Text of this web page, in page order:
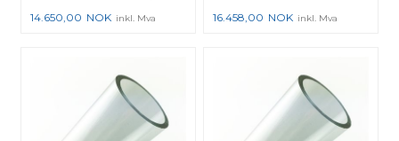
14.650,00 NOK inkl. Mva 16.458,00 NOK inkl. Mva